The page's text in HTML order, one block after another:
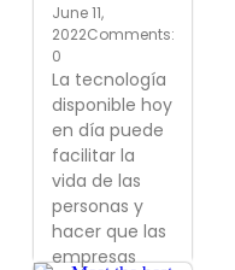
June 11,
2022Comments:
0
La tecnología
disponible hoy
en día puede
facilitar la
vida de las
personas y
hacer que las
empresas